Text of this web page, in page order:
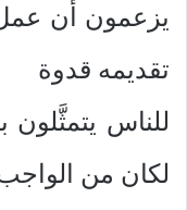
يزعمون أن
تقديمه قدوة
للناس يتمثَّلون
لكان من